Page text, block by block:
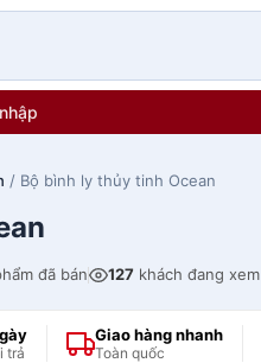
/ Bộ bình ly thủy tinh Ocean
đã bán 127 khách đang xem
trả
Giao hàng nhanh
Toàn quốc